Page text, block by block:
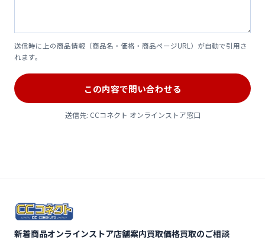
送信時に上の商品情報（商品名・価格・商品ページURL）が自動で引用さ
れます。
この内容で問い合わせる
送信先: CCコネクト オンラインストア窓口
新着商品オンラインストア店舗案内買取価格買取のご相談